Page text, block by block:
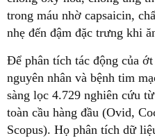
trong máu nhờ capsaicin,
nhẹ đến đậm đặc trưng khi
Để phân tích tác động của
nguyên nhân và bệnh tim
sàng lọc 4.729 nghiên cứu
toàn cầu hàng đầu (Ovid,
Scopus). Họ phân tích dữ